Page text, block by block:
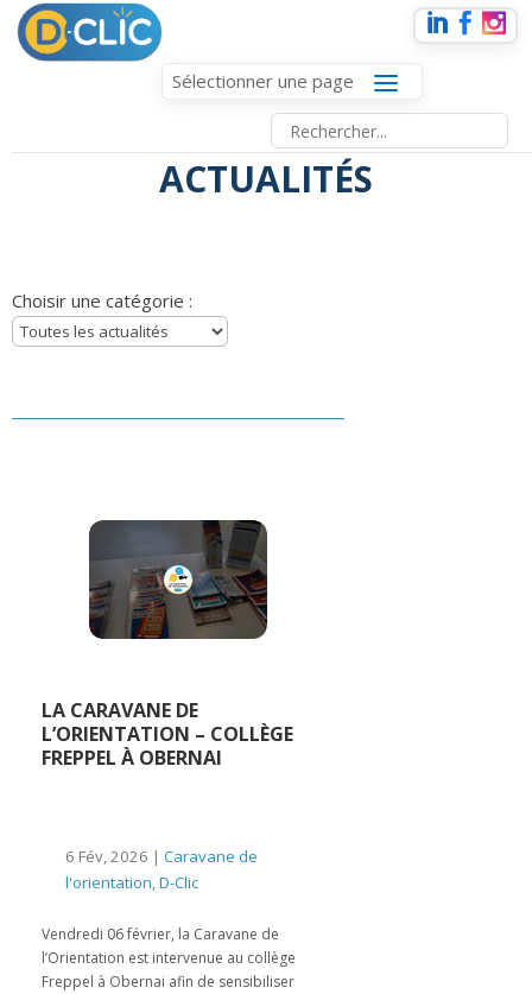
Sélectionner une page
ACTUALITÉS
Choisir une catégorie :
LA CARAVANE DE
L’ORIENTATION – COLLÈGE
FREPPEL À OBERNAI
6 Fév, 2026 | Caravane de
l'orientation,D-Clic
Vendredi 06 février, la Caravane de
l’Orientation est intervenue au collège
Freppel à Obernai afin de sensibiliser